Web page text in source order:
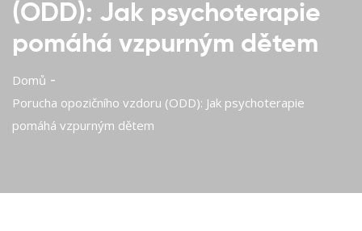
(ODD): Jak psychoterapie
pomáhá vzpurným dětem
Domů
Porucha opozičního vzdoru (ODD): Jak psychoterapie
pomáhá vzpurným dětem